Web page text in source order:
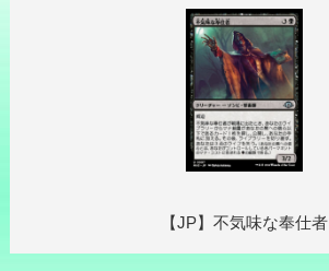
【JP】不気味な奉仕者